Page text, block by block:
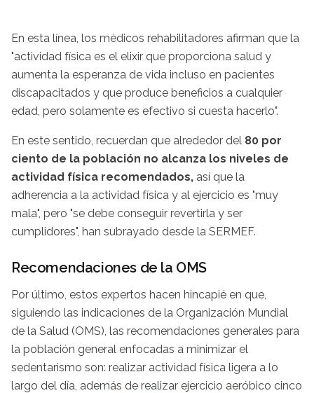
En esta línea, los médicos rehabilitadores afirman que la
"actividad física es el elixir que proporciona salud y
aumenta la esperanza de vida incluso en pacientes
discapacitados y que produce beneficios a cualquier
edad, pero solamente es efectivo si cuesta hacerlo".
En este sentido, recuerdan que alrededor del 80 por
ciento de la población no alcanza los niveles de
actividad física recomendados, así que la
adherencia a la actividad física y al ejercicio es "muy
mala", pero "se debe conseguir revertirla y ser
cumplidores", han subrayado desde la SERMEF.
Recomendaciones de la OMS
Por último, estos expertos hacen hincapié en que,
siguiendo las indicaciones de la Organización Mundial
de la Salud (OMS), las recomendaciones generales para
la población general enfocadas a minimizar el
sedentarismo son: realizar actividad física ligera a lo
largo del día, además de realizar ejercicio aeróbico cinco